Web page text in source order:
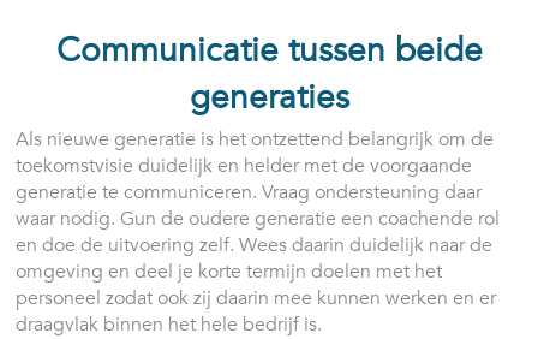
Communicatie tussen beide
generaties
Als nieuwe generatie is het ontzettend belangrijk om de
toekomstvisie duidelijk en helder met de voorgaande
generatie te communiceren. Vraag ondersteuning daar
waar nodig. Gun de oudere generatie een coachende rol
en doe de uitvoering zelf. Wees daarin duidelijk naar de
omgeving en deel je korte termijn doelen met het
personeel zodat ook zij daarin mee kunnen werken en er
draagvlak binnen het hele bedrijf is.